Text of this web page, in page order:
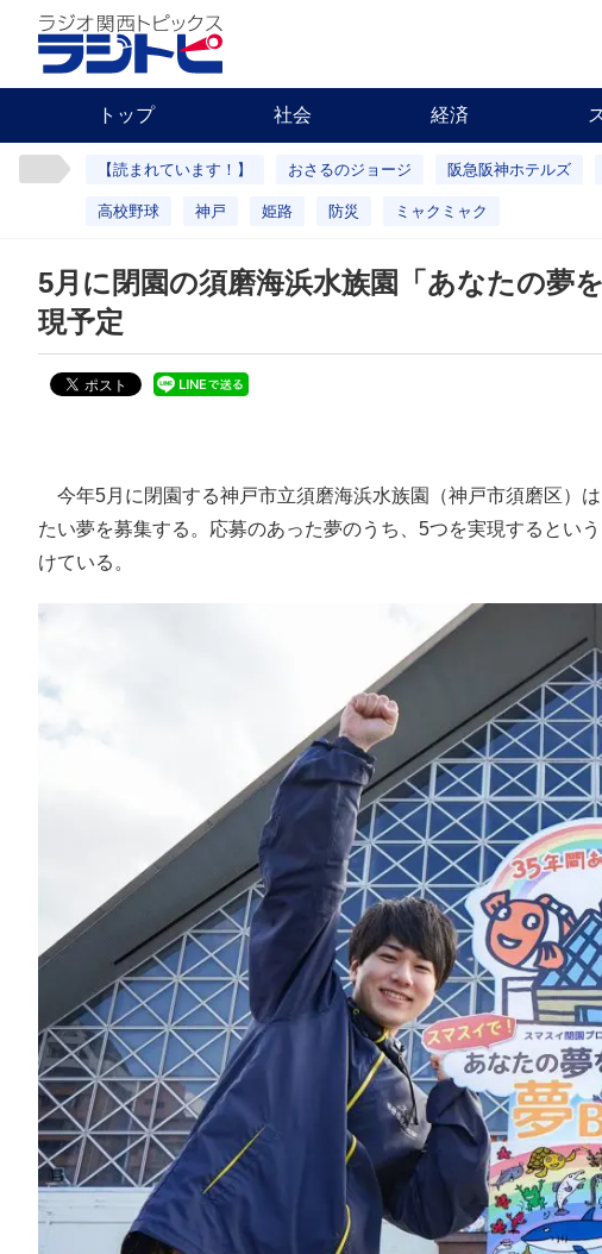
トップ 社会 経済
【読まれています！】 おさるのジョージ 阪急阪神ホテルズ
高校野球 神戸 姫路 防災 ミャクミャク
5月に閉園の須磨海浜水族園「あなたの夢
現予定
今年5月に閉園する神戸市立須磨海浜水族園（神戸市須磨区）
たい夢を募集する。応募のあった夢のうち、5つを実現するとい
けている。